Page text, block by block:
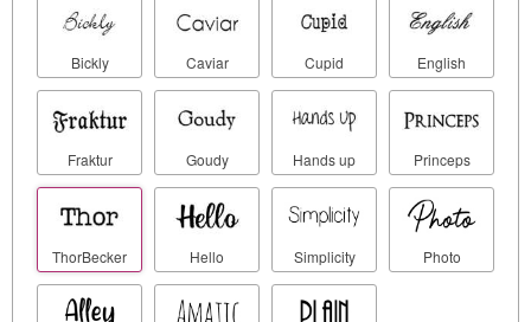
Bickly Caviar Cupid English
Fraktur Goudy Hands up Princeps
ThorBecker Hello Simplicity Photo